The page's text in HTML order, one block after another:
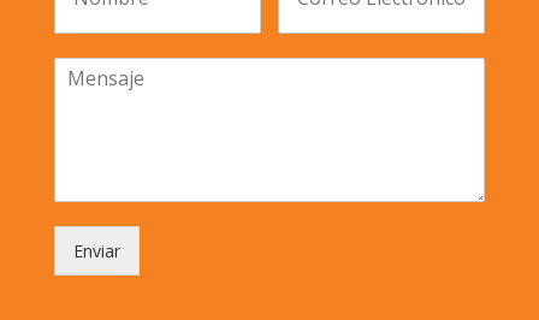
Enviar